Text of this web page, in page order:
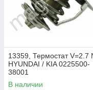
13359, Термостат V=2.7
HYUNDAI / KIA 0225500-
38001
В наличии